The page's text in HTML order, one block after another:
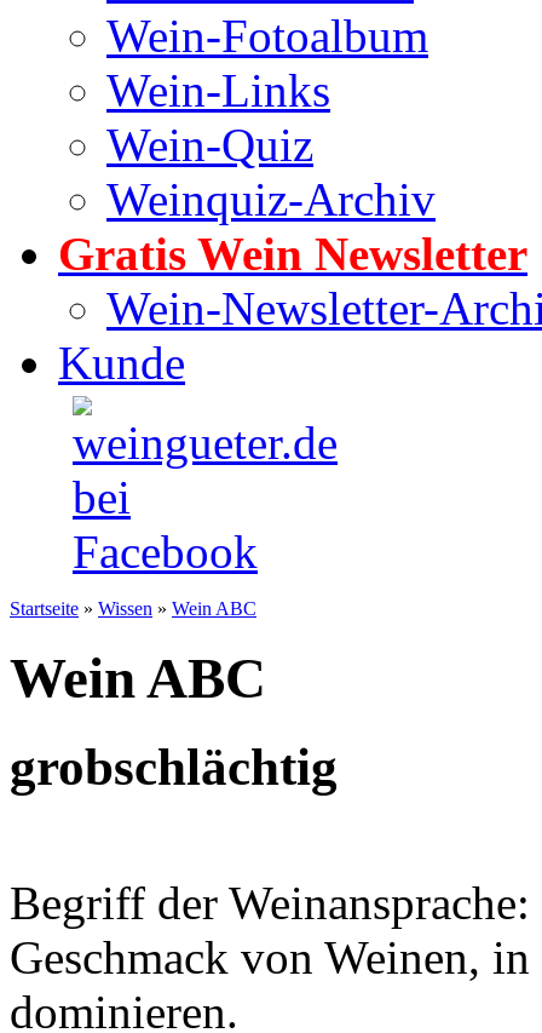
Wein-Fotoalbum
Wein-Links
Wein-Quiz
Weinquiz-Archiv
Gratis Wein Newsletter
Wein-Newsletter-
Kunde
Startseite » Wissen » Wein ABC
Wein ABC
grobschlächtig
Begriff der
Geschmack von Weinen,
dominieren.